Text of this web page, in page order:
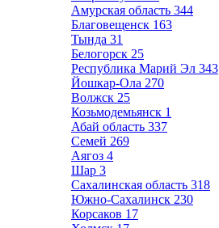
Амурская область 344
Благовещенск 163
Тында 31
Белогорск 25
Республика Марий Эл 343
Йошкар-Ола 270
Волжск 25
Козьмодемьянск 1
Абай область 337
Семей 269
Аягоз 4
Шар 3
Сахалинская область 318
Южно-Сахалинск 230
Корсаков 17